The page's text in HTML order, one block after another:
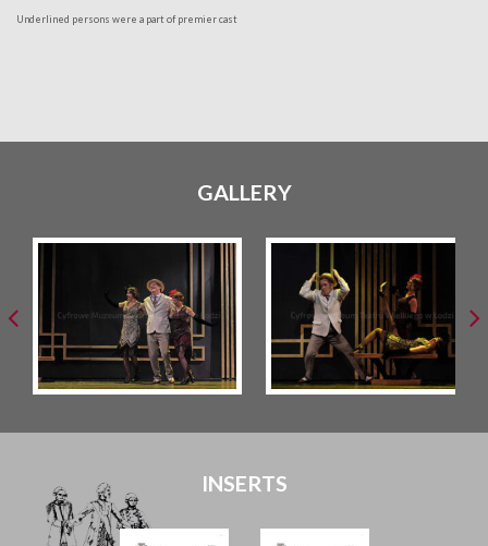
Underlined persons were a part of premier cast
GALLERY
INSERTS